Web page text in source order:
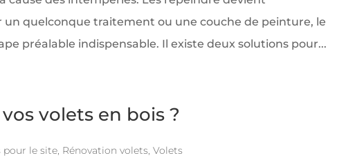
un quelconque traitement ou une couche de peinture, le
préalable indispensable. Il existe deux solutions pour...
volets en bois ?
pour le site, Rénovation volets,Volets